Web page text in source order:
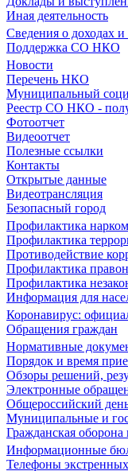
Иная деятельность
Сведения о доходах
Поддержка СО НКО
Новости
Перечень НКО
Муниципальный
Реестр СО НКО -
Фотоотчет
Видеоотчет
Полезные ссылки
Контакты
Открытые данные
Видеотрансляция
Безопасный город
Профилактика
Профилактика
Противодействие
Профилактика
Профилактика
Информация для
Коронавирус:
Обращения граждан
Нормативные
Порядок и время
Обзоры решений,
Электронные
Общероссийский
Муниципальные и
Гражданская оборона
Информационные
Телефоны